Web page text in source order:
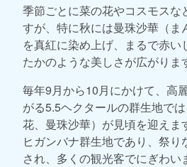
季節ごとに菜の花やコスモスな
すが、特に秋には曼珠沙華（ま
を真紅に染め上げ、まるで赤い
たかのような美しさが広がりま
毎年9月から10月にかけて、高
がる5.5ヘクタールの群生地で
花、曼珠沙華）が見頃を迎えま
ヒガンバナ群生地であり、祭
され、多くの観光客でにぎわい